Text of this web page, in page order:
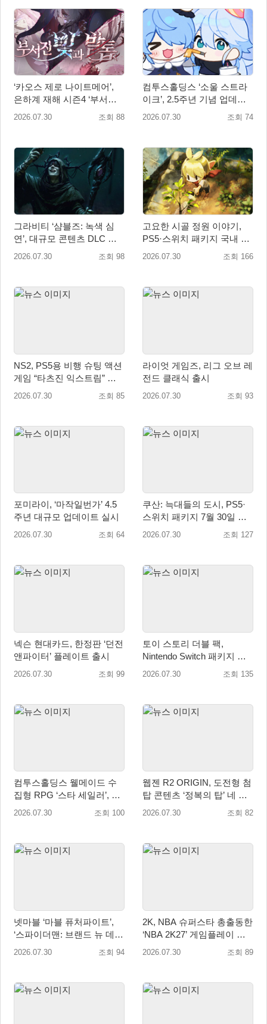
‘카오스 제로 나이트메어’,
은하계 재해 시즌4 ‘부서진
빛과 발톱’ 업데이트
2026.07.30 조회 88
컴투스홀딩스 ‘소울 스트라
이크’, 2.5주년 기념 업데이
트… 감사 선물 풍성
2026.07.30 조회 74
그라비티 ‘샴블즈: 녹색 심
연’, 대규모 콘텐츠 DLC 정
식 출시
2026.07.30 조회 98
고요한 시골 정원 이야기,
PS5·스위치 패키지 국내 정
식 출시
2026.07.30 조회 166
NS2, PS5용 비행 슈팅 액션
게임 “타츠진 익스트림” 패
키지 버전 정식 발매!
2026.07.30 조회 85
라이엇 게임즈, 리그 오브 레
전드 클래식 출시
2026.07.30 조회 93
포미라이, ‘마작일번가’ 4.5
주년 대규모 업데이트 실시
2026.07.30 조회 64
쿠산: 늑대들의 도시, PS5·
스위치 패키지 7월 30일 국
내 정식 출시
2026.07.30 조회 127
넥슨 현대카드, 한정판 ‘던전
앤파이터’ 플레이트 출시
2026.07.30 조회 99
토이 스토리 더블 팩,
Nintendo Switch 패키지 예
약판매 시작
2026.07.30 조회 135
컴투스홀딩스 웰메이드 수
집형 RPG ‘스타 세일러’, 여
름맞이 대규모 업데이트
2026.07.30 조회 100
웹젠 R2 ORIGIN, 도전형 첨
탑 콘텐츠 ‘정복의 탑’ 네 번
째 시즌 개최
2026.07.30 조회 82
넷마블 ‘마블 퓨처파이트’,
‘스파이더맨: 브랜드 뉴 데
이’ 업데이트…美 코믹콘 참
2026.07.30 조회 94
2K, NBA 슈퍼스타 총출동한
‘NBA 2K27’ 게임플레이 트
레일러 공개
2026.07.30 조회 89